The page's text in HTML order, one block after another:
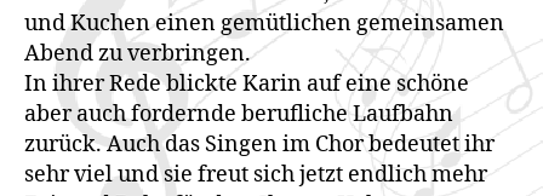
und Kuchen einen gemütlichen gemeinsamen
Abend zu verbringen.
In ihrer Rede blickte Karin auf eine schöne
aber auch fordernde berufliche Laufbahn
zurück. Auch das Singen im Chor bedeutet ihr
sehr viel und sie freut sich jetzt endlich mehr